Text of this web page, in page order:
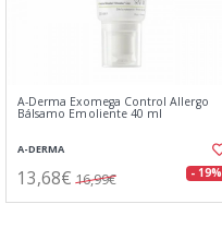
A-Derma Exomega Control Allergo
Bálsamo Emoliente 40 ml
A-DERMA
13,68€ 16,99€ - 19%